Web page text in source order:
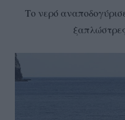
Το νερό